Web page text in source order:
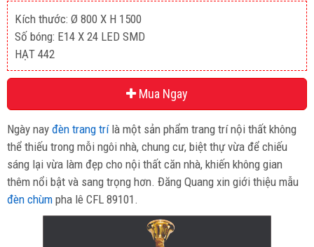
Kích thước: Ø 800 X H 1500
Số bóng: E14 X 24 LED SMD
HẠT 442
Mua Ngay
Ngày nay đèn trang trílà một sản phẩm trang trí nội thất không
thể thiếu trong mỗi ngôi nhà, chung cư, biệt thự vừa để chiếu
sáng lại vừa làm đẹp cho nội thất căn nhà, khiến không gian
thêm nổi bật và sang trọng hơn. Đăng Quang xin giới thiệu mẫu
đèn chùm pha lê CFL 89101.